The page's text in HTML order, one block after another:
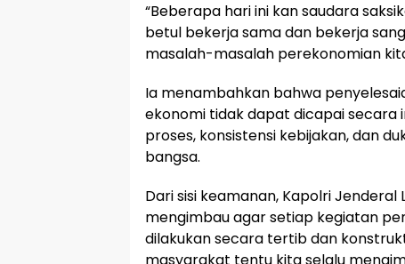
“Beberapa hari ini kan saudara
betul bekerja sama dan bekerja
masalah-masalah perekonomian
Ia menambahkan bahwa
ekonomi tidak dapat dicapai
proses, konsistensi kebijakan, dan
bangsa.
Dari sisi keamanan, Kapolri Jenderal
mengimbau agar setiap kegiatan
dilakukan secara tertib dan